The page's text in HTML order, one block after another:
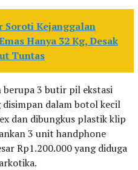
Soroti Kejanggalan
Hanya 32 Kg, Desak
Tuntas
berupa 3 butir pil ekstasi
dalam botol kecil
dan dibungkus plastik klip
3 unit handphone
Rp1.200.000 yang diduga